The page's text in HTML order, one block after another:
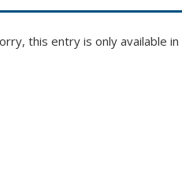
this entry is only available in